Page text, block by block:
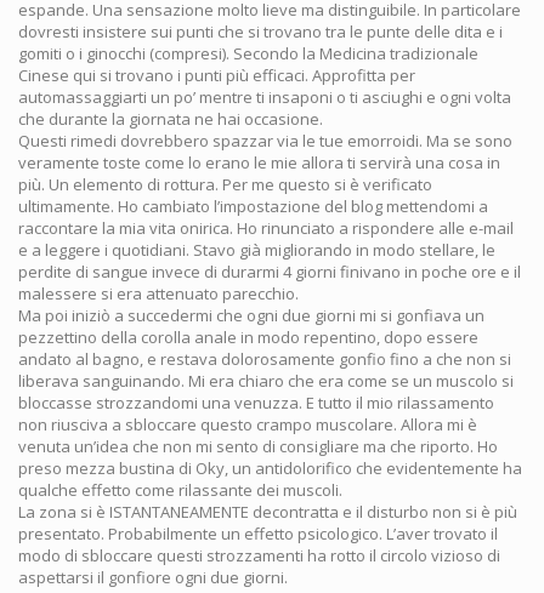
espande. Una sensazione molto lieve ma distinguibile. In particolare
dovresti insistere sui punti che si trovano tra le punte delle dita e i
gomiti o i ginocchi (compresi). Secondo la Medicina tradizionale
Cinese qui si trovano i punti più efficaci. Approfitta per
automassaggiarti un po’ mentre ti insaponi o ti asciughi e ogni volta
che durante la giornata ne hai occasione.
Questi rimedi dovrebbero spazzar via le tue emorroidi. Ma se sono
veramente toste come lo erano le mie allora ti servirà una cosa in
più. Un elemento di rottura. Per me questo si è verificato
ultimamente. Ho cambiato l’impostazione del blog mettendomi a
raccontare la mia vita onirica. Ho rinunciato a rispondere alle e-mail
e a leggere i quotidiani. Stavo già migliorando in modo stellare, le
perdite di sangue invece di durarmi 4 giorni finivano in poche ore e il
malessere si era attenuato parecchio.
Ma poi iniziò a succedermi che ogni due giorni mi si gonfiava un
pezzettino della corolla anale in modo repentino, dopo essere
andato al bagno, e restava dolorosamente gonfio fino a che non si
liberava sanguinando. Mi era chiaro che era come se un muscolo si
bloccasse strozzandomi una venuzza. E tutto il mio rilassamento
non riusciva a sbloccare questo crampo muscolare. Allora mi è
venuta un’idea che non mi sento di consigliare ma che riporto. Ho
preso mezza bustina di Oky, un antidolorifico che evidentemente ha
qualche effetto come rilassante dei muscoli.
La zona si è ISTANTANEAMENTE decontratta e il disturbo non si è più
presentato. Probabilmente un effetto psicologico. L’aver trovato il
modo di sbloccare questi strozzamenti ha rotto il circolo vizioso di
aspettarsi il gonfiore ogni due giorni.